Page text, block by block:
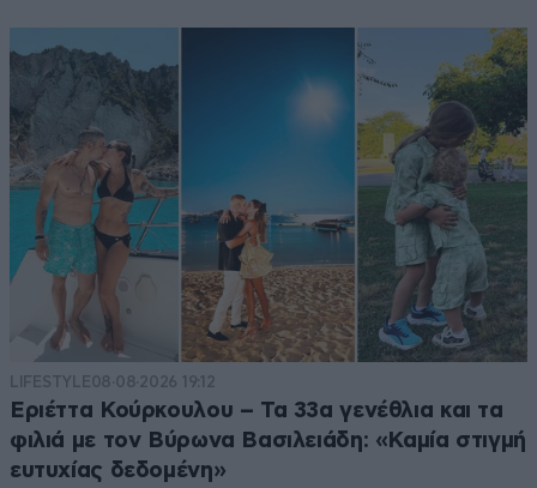
LIFESTYLE08·08·2026 19:12
Εριέττα Κούρκουλου – Τα 33α γενέθλια και τα
φιλιά με τον Βύρωνα Βασιλειάδη: «Καμία στιγμή
ευτυχίας δεδομένη»